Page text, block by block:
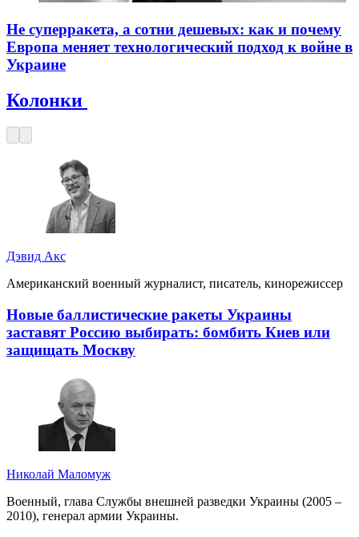
Не суперракета, а сотни дешевых: как и почему
Европа меняет технологический подход к войне в
Украине
Колонки
Дэвид Акс
Американский военный журналист, писатель, кинорежиссер
Новые баллистические ракеты Украины
заставят Россию выбирать: бомбить Киев или
защищать Москву
Николай Маломуж
Военный, глава Службы внешней разведки Украины (2005 –
2010), генерал армии Украины.